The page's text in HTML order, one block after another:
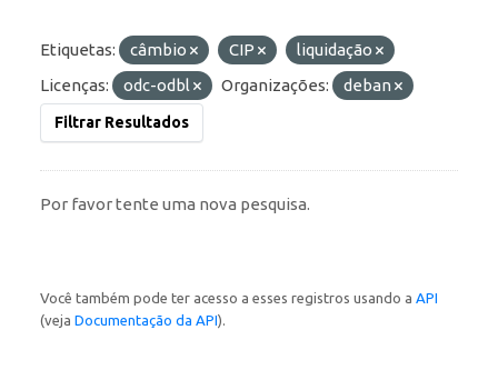
Etiquetas: câmbio CIP
liquidação
Licenças:
odc-odbl Organizações: deban
Filtrar Resultados
Por favor tente uma nova pesquisa.
Você também pode ter acesso a esses registros usando a API
(veja Documentação da API).